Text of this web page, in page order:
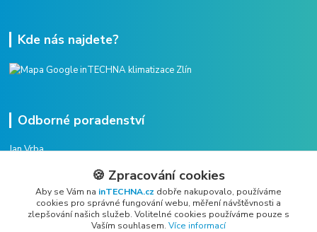
Kde nás najdete?
Odborné poradenství
Jan Vrba
vrba@intechna.cz
🍪 Zpracování cookies
Aby se Vám na inTECHNA.cz dobře nakupovalo, používáme
cookies pro správné fungování webu, měření návštěvnosti a
zlepšování našich služeb. Volitelné cookies používáme pouze s
Vaším souhlasem. Více informací